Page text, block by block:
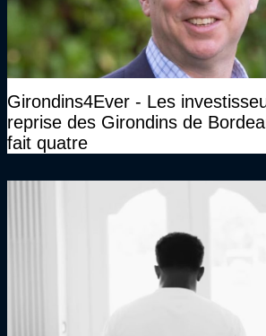
Girondins4Ever - Les
reprise des Girondins de
fait quatre